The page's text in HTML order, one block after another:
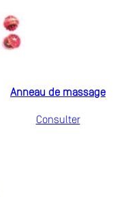
Anneau de massage
Consulter